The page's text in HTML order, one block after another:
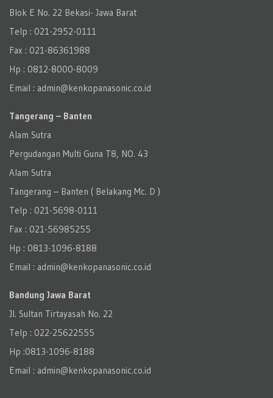
Blok E No. 22 Bekasi- Jawa Barat
Telp : 021-2952-0111
Fax : 021-86361988
Hp : 0812-8000-8009
Email : admin@kenkopanasonic.co.id
Tangerang – Banten
Alam Sutra
Pergudangan Multi Guna T8, NO. 43
Alam Sutra
Tangerang – Banten‎ ( Belakang Mc. D )
Telp : 021-5698-0111
Fax : 021-56985255
Hp : 0813-1096-8188
Email : admin@kenkopanasonic.co.id
Bandung Jawa Barat
Jl. Sultan Tirtayasah‎ No. 22
Telp : 022-25622555
Hp :0813-1096-8188
Email : admin@kenkopanasonic.co.id